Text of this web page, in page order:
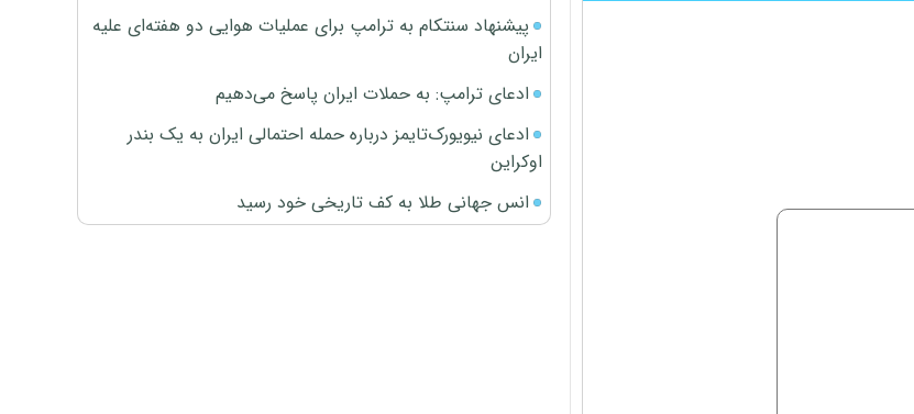
پیشنهاد سنتکام به ترامپ برای عملیات هوایی دو هفته‌ای علیه
ایران
ادعای ترامپ: به حملات ایران پاسخ می‌دهیم
ادعای نیویورک‌تایمز درباره حمله احتمالی ایران به یک بندر
اوکراین
انس جهانی طلا به کف تاریخی خود رسید